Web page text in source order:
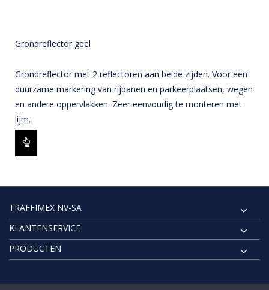
Grondreflector geel
Grondreflector met 2 reflectoren aan beide zijden. Voor een
duurzame markering van rijbanen en parkeerplaatsen, wegen
en andere oppervlakken. Zeer eenvoudig te monteren met
lijm.
TRAFFIMEX NV-SA
KLANTENSERVICE
PRODUCTEN